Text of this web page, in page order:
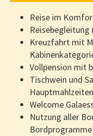
Reise im
Reisebegleitung
Kreuzfahrt mit
Vollpension mit
Tischwein und
Hauptmahlzeiten
Welcome
Nutzung aller
Bordprogramme